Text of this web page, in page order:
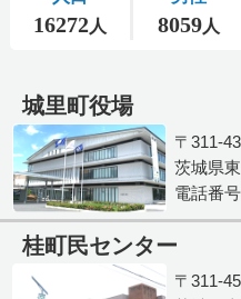
城里町役場
〒311-
茨城県
電話番
桂町民センター
〒311-